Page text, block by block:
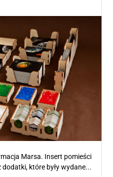
Marsa. Insert pomieści
które były wydane...